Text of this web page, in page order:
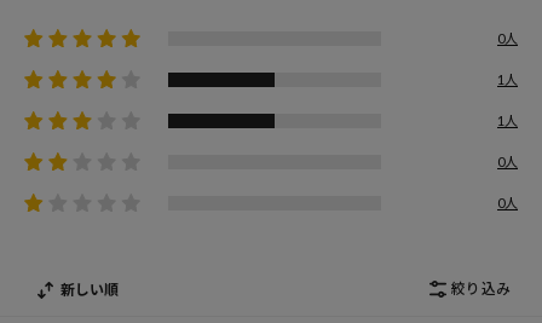
0人
1人
1人
0人
0人
新しい順 絞り込み